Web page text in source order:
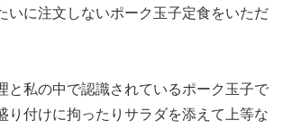
いに注文しないポーク玉子定食をいただ
と私の中で認識されているポーク玉子で
り付けに拘ったりサラダを添えて上等な